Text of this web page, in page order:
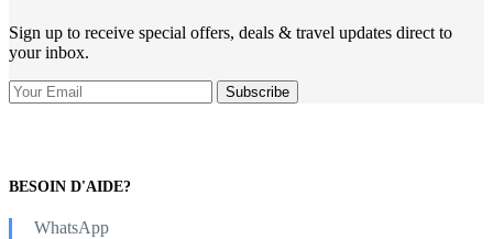
Sign up to receive special offers, deals & travel updates direct to
your inbox.
BESOIN D'AIDE?
WhatsApp